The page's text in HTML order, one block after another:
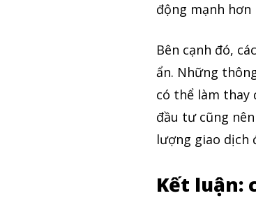
động mạnh
Bên cạnh đó,
ẩn. Những
có thể làm thay
đầu tư cũng
lượng giao dịch
Kết luận: